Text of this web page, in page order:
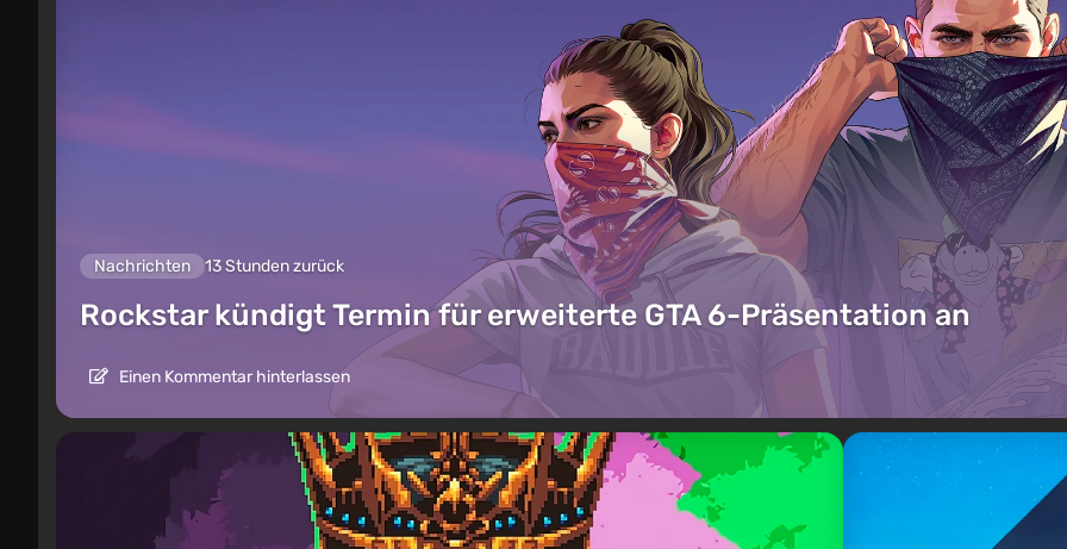
Nachrichten 13 Stunden zurück
Rockstar kündigt Termin für erweiterte GTA 6-Präsentation an
Einen Kommentar hinterlassen